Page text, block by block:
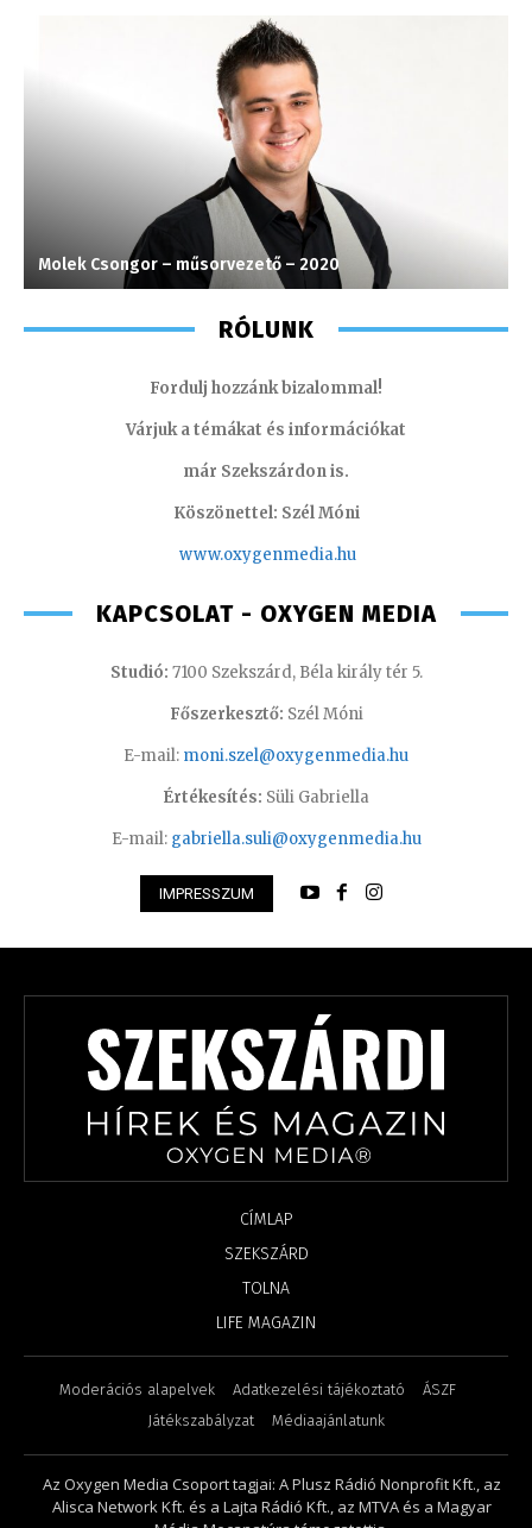
Molek Csongor – műsorvezető – 2020
RÓLUNK
Fordulj hozzánk bizalommal!
Várjuk a témákat és információkat
már Szekszárdon is.
Köszönettel: Szél Móni
www.oxygenmedia.hu
KAPCSOLAT - OXYGEN MEDIA
Studió: 7100 Szekszárd, Béla király tér 5.
Főszerkesztő: Szél Móni
E-mail: moni.szel@oxygenmedia.hu
Értékesítés: Süli Gabriella
E-mail: gabriella.suli@oxygenmedia.hu
IMPRESSZUM
CÍMLAP
SZEKSZÁRD
TOLNA
LIFE MAGAZIN
Moderációs alapelvek Adatkezelési tájékoztató
ÁSZF
Játékszabályzat
Médiaajánlatunk
Az Oxygen Media Csoport tagjai: A Plusz Rádió Nonprofit Kft., az
Alisca Network Kft. és a Lajta Rádió Kft., az MTVA és a Magyar